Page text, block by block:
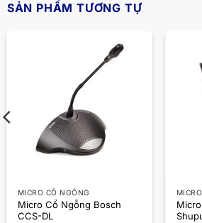
SẢN PHẨM TƯƠNG TỰ
MICRO CỔ NGỖNG
Micro Cổ Ngỗng Bosch
CCS-DL